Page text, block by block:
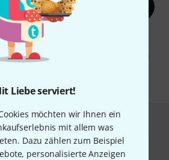
Liebe serviert!
möchten wir Ihnen ein
mit allem was
Dazu zählen zum Beispiel
personalisierte Anzeigen
Jetzt anmelden
stimmen Sie dem Erhalt von E-Mail-
des E-Mail-Nutzungsverhaltens zu. Die
Weitere Informationen finden Sie in
Datenschutzhinweisen
bezahlen